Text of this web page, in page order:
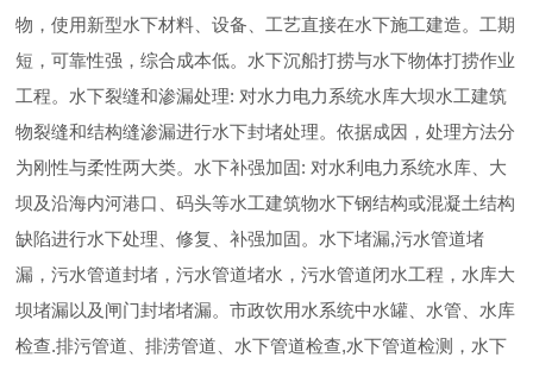
物，使用新型水下材料、设备、工艺直接在水下施工建造。工期
短，可靠性强，综合成本低。水下沉船打捞与水下物体打捞作业
工程。水下裂缝和渗漏处理: 对水力电力系统水库大坝水工建筑
物裂缝和结构缝渗漏进行水下封堵处理。依据成因，处理方法分
为刚性与柔性两大类。水下补强加固: 对水利电力系统水库、大
坝及沿海内河港口、码头等水工建筑物水下钢结构或混凝土结构
缺陷进行水下处理、修复、补强加固。水下堵漏,污水管道堵
漏，污水管道封堵，污水管道堵水，污水管道闭水工程，水库大
坝堵漏以及闸门封堵堵漏。市政饮用水系统中水罐、水管、水库
检查.排污管道、排涝管道、水下管道检查,水下管道检测，水下